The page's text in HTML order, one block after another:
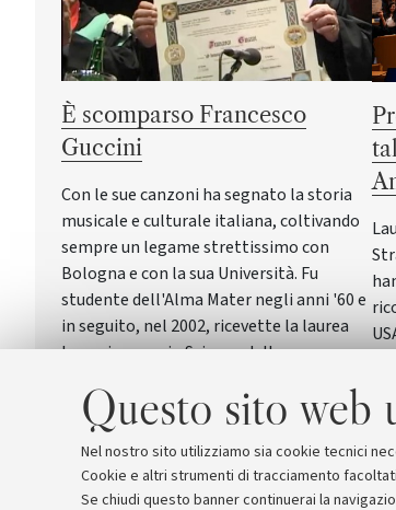
Questo sito web
Nel nostro sito utilizziamo sia cookie tecnici
Cookie e altri strumenti di tracciamento
Se chiudi questo banner continuerai la
È scomparso Francesco
Guccini
Con le sue canzoni ha segnato la storia
musicale e culturale italiana, coltivando
sempre un legame strettissimo con
Bologna e con la sua Università. Fu
studente dell'Alma Mater negli anni '60 e
in seguito, nel 2002, ricevette la laurea
honoris causa in Scienze della